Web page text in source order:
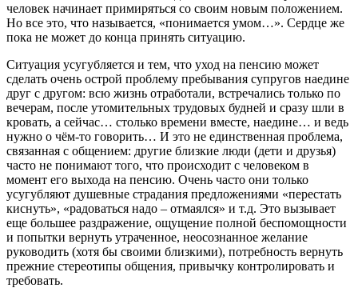
человек начинает примиряться со своим новым положением.
Но все это, что называется, «понимается умом…». Сердце же
пока не может до конца принять ситуацию.
Ситуация усугубляется и тем, что уход на пенсию может
сделать очень острой проблему пребывания супругов наедине
друг с другом: всю жизнь отработали, встречались только по
вечерам, после утомительных трудовых будней и сразу шли в
кровать, а сейчас… столько времени вместе, наедине… и ведь
нужно о чём-то говорить… И это не единственная проблема,
связанная с общением: другие близкие люди (дети и друзья)
часто не понимают того, что происходит с человеком в
момент его выхода на пенсию. Очень часто они только
усугубляют душевные страдания предложениями «перестать
киснуть», «радоваться надо – отмаялся» и т.д. Это вызывает
еще большее раздражение, ощущение полной беспомощности
и попытки вернуть утраченное, неосознанное желание
руководить (хотя бы своими близкими), потребность вернуть
прежние стереотипы общения, привычку контролировать и
требовать.